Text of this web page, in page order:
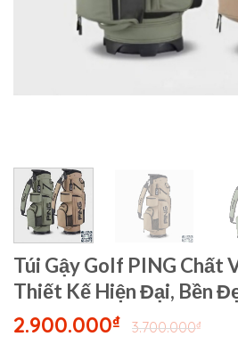
Túi Gậy Golf PING Chất
Thiết Kế Hiện Đại, Bền
2.900.000₫ 3.700.000₫